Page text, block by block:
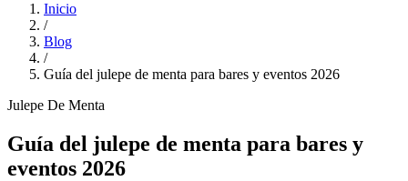
Inicio
/
Blog
/
Guía del julepe de menta para bares y eventos 2026
Julepe De Menta
Guía del julepe de menta para bares y
eventos 2026